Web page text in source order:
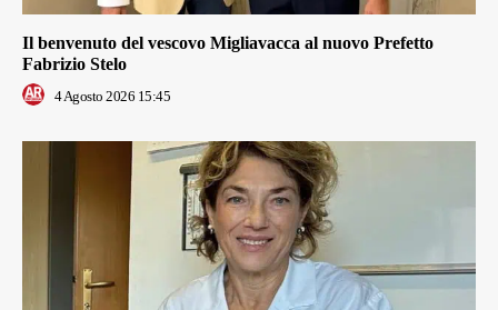
Il benvenuto del vescovo Migliavacca al nuovo Prefetto
Fabrizio Stelo
4 Agosto 2026 15:45